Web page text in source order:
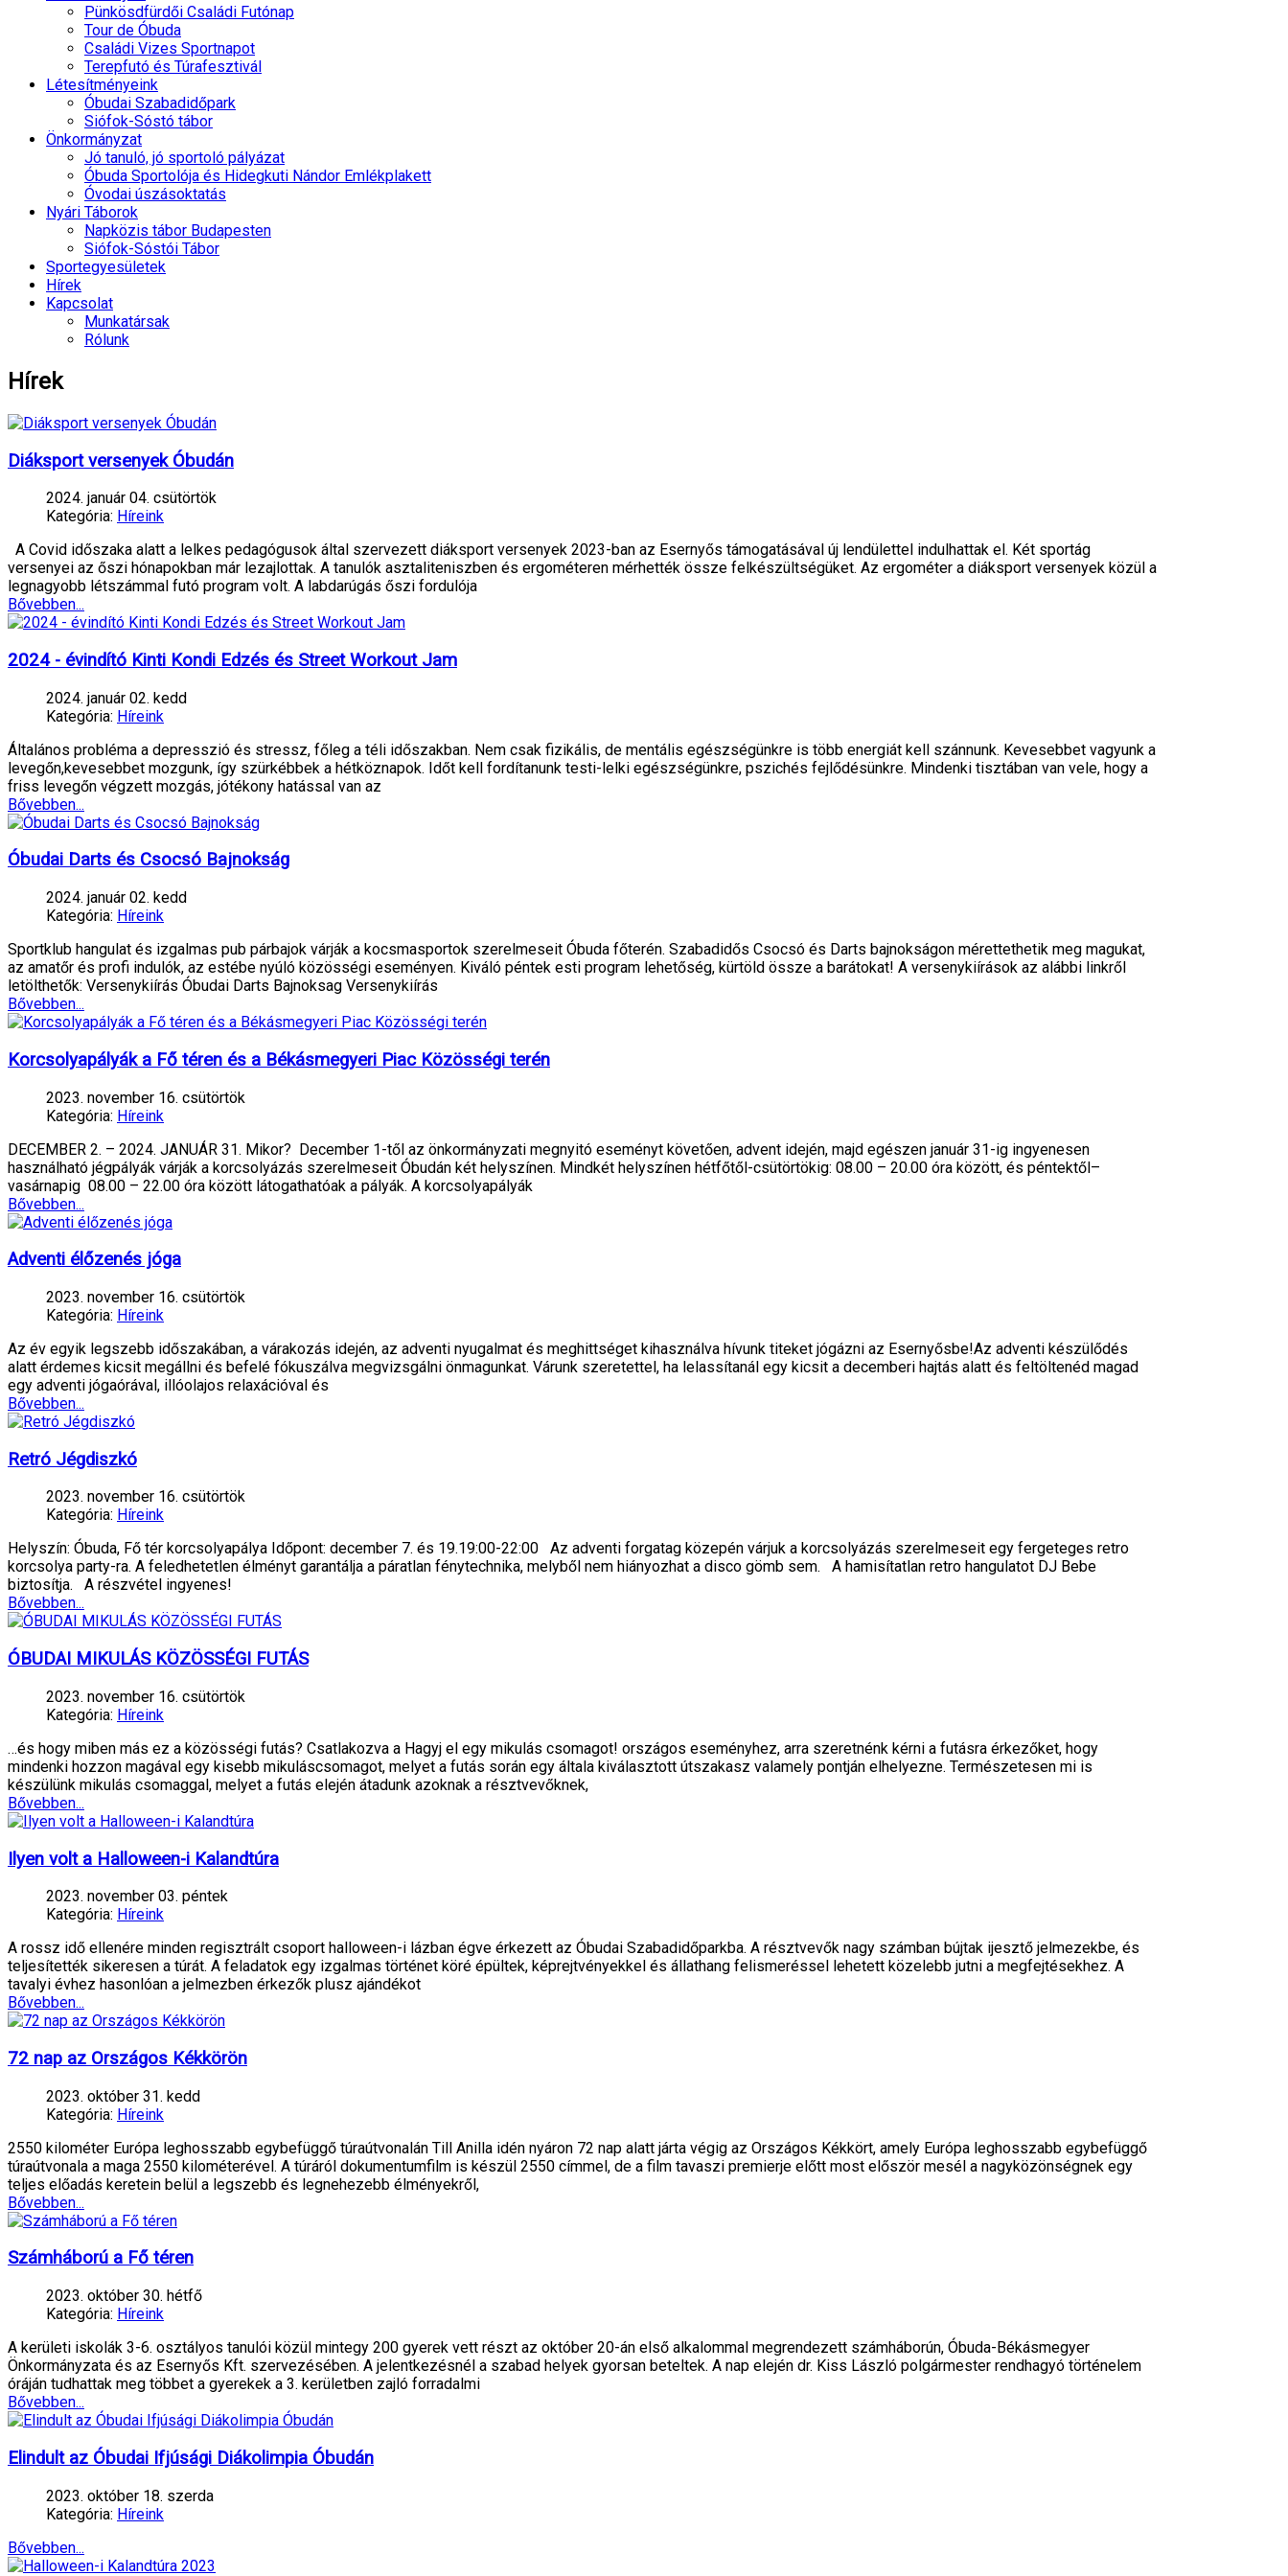
Pünkösdfürdői Családi Futónap
Tour de Óbuda
Családi Vizes Sportnapot
Terepfutó és Túrafesztivál
Létesítményeink
Óbudai Szabadidőpark
Siófok-Sóstó tábor
Önkormányzat
Jó tanuló, jó sportoló pályázat
Óbuda Sportolója és Hidegkuti Nándor Emlékplakett
Óvodai úszásoktatás
Nyári Táborok
Napközis tábor Budapesten
Siófok-Sóstói Tábor
Sportegyesületek
Hírek
Kapcsolat
Munkatársak
Rólunk
Hírek
Diáksport versenyek Óbudán
2024. január 04. csütörtök
Kategória: Híreink
A Covid időszaka alatt a lelkes pedagógusok által szervezett diáksport versenyek 2023-ban az Esernyős támogatásával új lendülettel indulhattak el. Két sportág
versenyei az őszi hónapokban már lezajlottak. A tanulók asztaliteniszben és ergométeren mérhették össze felkészültségüket. Az ergométer a diáksport versenyek közül a
legnagyobb létszámmal futó program volt. A labdarúgás őszi fordulója
Bővebben...
2024 - évindító Kinti Kondi Edzés és Street Workout Jam
2024. január 02. kedd
Kategória: Híreink
Általános probléma a depresszió és stressz, főleg a téli időszakban. Nem csak fizikális, de mentális egészségünkre is több energiát kell szánnunk. Kevesebbet vagyunk a
levegőn,kevesebbet mozgunk, így szürkébbek a hétköznapok. Időt kell fordítanunk testi-lelki egészségünkre, pszichés fejlődésünkre. Mindenki tisztában van vele, hogy a
friss levegőn végzett mozgás, jótékony hatással van az
Bővebben...
Óbudai Darts és Csocsó Bajnokság
2024. január 02. kedd
Kategória: Híreink
Sportklub hangulat és izgalmas pub párbajok várják a kocsmasportok szerelmeseit Óbuda főterén. Szabadidős Csocsó és Darts bajnokságon mérettethetik meg magukat,
az amatőr és profi indulók, az estébe nyúló közösségi eseményen. Kiváló péntek esti program lehetőség, kürtöld össze a barátokat! A versenykiírások az alábbi linkről
letölthetők: Versenykiírás Óbudai Darts Bajnoksag Versenykiírás
Bővebben...
Korcsolyapályák a Fő téren és a Békásmegyeri Piac Közösségi terén
2023. november 16. csütörtök
Kategória: Híreink
DECEMBER 2. – 2024. JANUÁR 31. Mikor? December 1-től az önkormányzati megnyitó eseményt követően, advent idején, majd egészen január 31-ig ingyenesen
használható jégpályák várják a korcsolyázás szerelmeseit Óbudán két helyszínen. Mindkét helyszínen hétfőtől-csütörtökig: 08.00 – 20.00 óra között, és péntektől–
vasárnapig 08.00 – 22.00 óra között látogathatóak a pályák. A korcsolyapályák
Bővebben...
Adventi élőzenés jóga
2023. november 16. csütörtök
Kategória: Híreink
Az év egyik legszebb időszakában, a várakozás idején, az adventi nyugalmat és meghittséget kihasználva hívunk titeket jógázni az Esernyősbe!Az adventi készülődés
alatt érdemes kicsit megállni és befelé fókuszálva megvizsgálni önmagunkat. Várunk szeretettel, ha lelassítanál egy kicsit a decemberi hajtás alatt és feltöltenéd magad
egy adventi jógaórával, illóolajos relaxációval és
Bővebben...
Retró Jégdiszkó
2023. november 16. csütörtök
Kategória: Híreink
Helyszín: Óbuda, Fő tér korcsolyapálya Időpont: december 7. és 19.19:00-22:00 Az adventi forgatag közepén várjuk a korcsolyázás szerelmeseit egy fergeteges retro
korcsolya party-ra. A feledhetetlen élményt garantálja a páratlan fénytechnika, melyből nem hiányozhat a disco gömb sem. A hamisítatlan retro hangulatot DJ Bebe
biztosítja. A részvétel ingyenes!
Bővebben...
ÓBUDAI MIKULÁS KÖZÖSSÉGI FUTÁS
2023. november 16. csütörtök
Kategória: Híreink
…és hogy miben más ez a közösségi futás? Csatlakozva a Hagyj el egy mikulás csomagot! országos eseményhez, arra szeretnénk kérni a futásra érkezőket, hogy
mindenki hozzon magával egy kisebb mikuláscsomagot, melyet a futás során egy általa kiválasztott útszakasz valamely pontján elhelyezne. Természetesen mi is
készülünk mikulás csomaggal, melyet a futás elején átadunk azoknak a résztvevőknek,
Bővebben...
Ilyen volt a Halloween-i Kalandtúra
2023. november 03. péntek
Kategória: Híreink
A rossz idő ellenére minden regisztrált csoport halloween-i lázban égve érkezett az Óbudai Szabadidőparkba. A résztvevők nagy számban bújtak ijesztő jelmezekbe, és
teljesítették sikeresen a túrát. A feladatok egy izgalmas történet köré épültek, képrejtvényekkel és állathang felismeréssel lehetett közelebb jutni a megfejtésekhez. A
tavalyi évhez hasonlóan a jelmezben érkezők plusz ajándékot
Bővebben...
72 nap az Országos Kékkörön
2023. október 31. kedd
Kategória: Híreink
2550 kilométer Európa leghosszabb egybefüggő túraútvonalán Till Anilla idén nyáron 72 nap alatt járta végig az Országos Kékkört, amely Európa leghosszabb egybefüggő
túraútvonala a maga 2550 kilométerével. A túráról dokumentumfilm is készül 2550 címmel, de a film tavaszi premierje előtt most először mesél a nagyközönségnek egy
teljes előadás keretein belül a legszebb és legnehezebb élményekről,
Bővebben...
Számháború a Fő téren
2023. október 30. hétfő
Kategória: Híreink
A kerületi iskolák 3-6. osztályos tanulói közül mintegy 200 gyerek vett részt az október 20-án első alkalommal megrendezett számháborún, Óbuda-Békásmegyer
Önkormányzata és az Esernyős Kft. szervezésében. A jelentkezésnél a szabad helyek gyorsan beteltek. A nap elején dr. Kiss László polgármester rendhagyó történelem
óráján tudhattak meg többet a gyerekek a 3. kerületben zajló forradalmi
Bővebben...
Elindult az Óbudai Ifjúsági Diákolimpia Óbudán
2023. október 18. szerda
Kategória: Híreink
Bővebben...